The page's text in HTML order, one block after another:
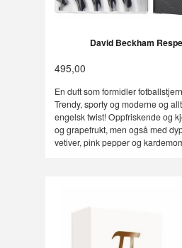
David Beckham
495,00
En duft som formidler
Trendy, sporty og moderne og
engelsk twist! Oppfriskende og
og grapefrukt, men også med
vetiver, pink pepper og